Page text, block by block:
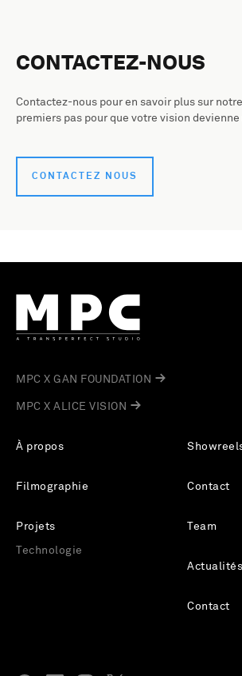
CONTACTEZ-NOUS
Contactez-nous pour en savoir plus sur
premiers pas pour que votre vision devienne
CONTACTEZ NOUS
À propos
Filmographie
Projets
Technologie
Contact
Team
Actualités
Contact
MPC X GAN FOUNDATION
MPC X ALICE VISION